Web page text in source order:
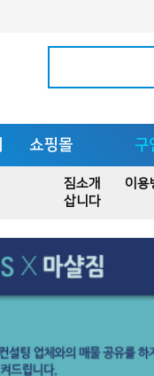
쇼핑몰 구
짐소개 이용
삽니다